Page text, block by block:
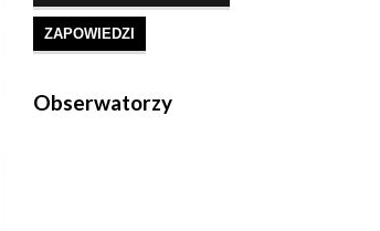
ZAPOWIEDZI
Obserwatorzy